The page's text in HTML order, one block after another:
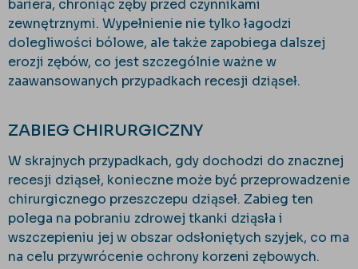
bariera, chroniąc zęby przed czynnikami
zewnętrznymi. Wypełnienie nie tylko łagodzi
dolegliwości bólowe, ale także zapobiega dalszej
erozji zębów, co jest szczególnie ważne w
zaawansowanych przypadkach recesji dziąseł.
ZABIEG CHIRURGICZNY
W skrajnych przypadkach, gdy dochodzi do znacznej
recesji dziąseł, konieczne może być przeprowadzenie
chirurgicznego przeszczepu dziąseł. Zabieg ten
polega na pobraniu zdrowej tkanki dziąsła i
wszczepieniu jej w obszar odsłoniętych szyjek, co ma
na celu przywrócenie ochrony korzeni zębowych.